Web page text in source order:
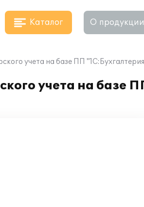
Каталог О продукции
учета на базе ПП
учета на